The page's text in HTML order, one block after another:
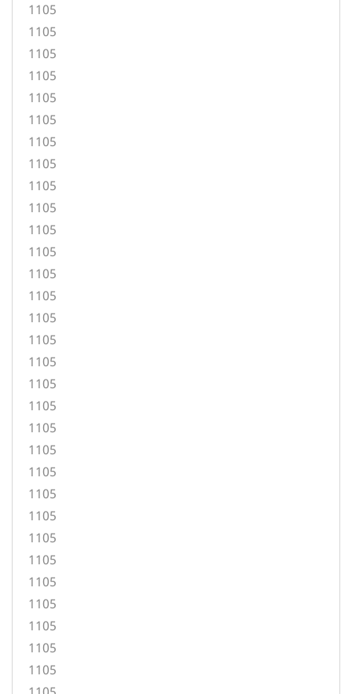
1105
1105
1105
1105
1105
1105
1105
1105
1105
1105
1105
1105
1105
1105
1105
1105
1105
1105
1105
1105
1105
1105
1105
1105
1105
1105
1105
1105
1105
1105
1105